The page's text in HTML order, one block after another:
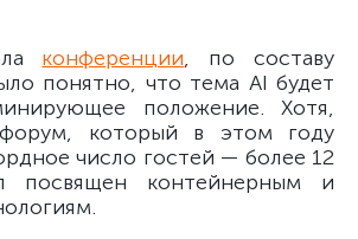
конференции, по составу
понятно, что тема AI будет
положение. Хотя,
который в этом году
число гостей — более 12
контейнерным и